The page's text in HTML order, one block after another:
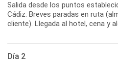
Salida desde los puntos
Cádiz. Breves paradas en ruta
Día 2